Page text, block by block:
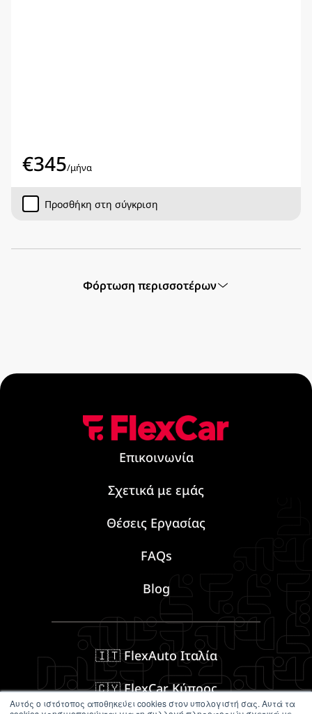
Αυτός ο ιστότοπος αποθηκεύει cookies στον υπολογιστή σας. Αυτά τα
€345/μήνα
Προσθήκη στη σύγκριση
Φόρτωση περισσοτέρων
Επικοινωνία
Σχετικά με εμάς
Θέσεις Εργασίας
FAQs
Blog
🇮🇹 FlexAuto Ιταλία
🇨🇾 FlexCar Κύπρος